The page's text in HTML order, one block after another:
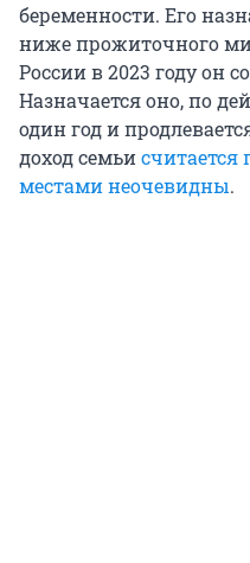
беременности. Его
ниже прожиточного
России в 2023 году он
Назначается оно, по
один год и
доход семьисчитается
местами неочевидны.